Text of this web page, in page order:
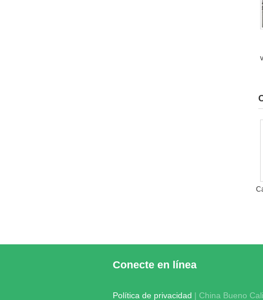
Conecte en línea
Política de privacidad | China Bueno